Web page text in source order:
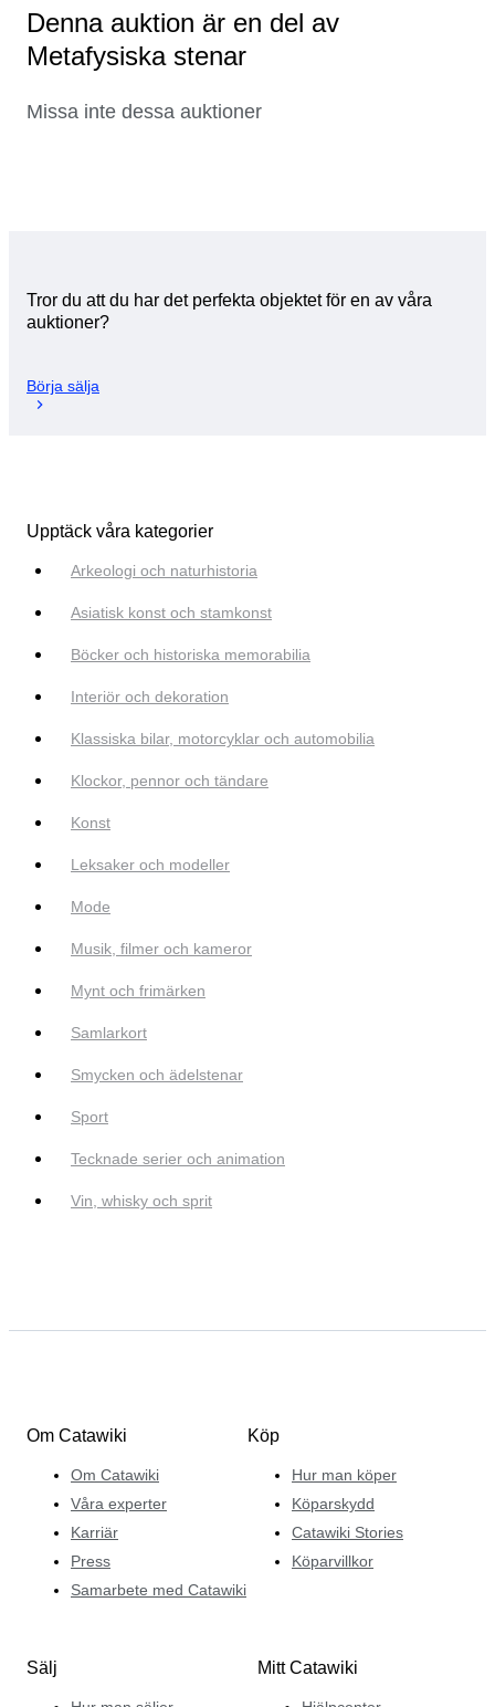
Denna auktion är en del av
Metafysiska stenar
Missa inte dessa auktioner
Tror du att du har det perfekta objektet för en av våra
auktioner?
Börja sälja
Upptäck våra kategorier
Arkeologi och naturhistoria
Asiatisk konst och stamkonst
Böcker och historiska memorabilia
Interiör och dekoration
Klassiska bilar, motorcyklar och automobilia
Klockor, pennor och tändare
Konst
Leksaker och modeller
Mode
Musik, filmer och kameror
Mynt och frimärken
Samlarkort
Smycken och ädelstenar
Sport
Tecknade serier och animation
Vin, whisky och sprit
Om Catawiki
Om Catawiki
Våra experter
Karriär
Press
Samarbete med Catawiki
Köp
Hur man köper
Köparskydd
Catawiki Stories
Köparvillkor
Sälj Mitt Catawiki